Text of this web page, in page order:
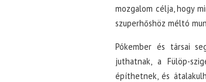
mozgalom célja, hogy
szuperhőshöz méltó
Pókember és társai
juthatnak, a Fülöp-
építhetnek, és